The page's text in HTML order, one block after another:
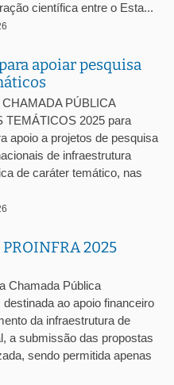
científica entre o Esta...
apoiar pesquisa
PÚBLICA
TEMÁTICOS 2025 para
apoio a projetos de pesquisa
de infraestrutura
de caráter temático, nas
2025
Chamada Pública
ao apoio financeiro
da infraestrutura de
a submissão das propostas
sendo permitida apenas